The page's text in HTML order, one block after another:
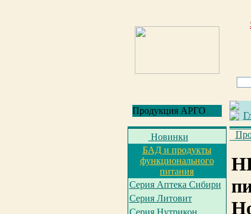
Продукция АРГО
Новинки
БАД и продукты
функционального
питания
Серия Аптека Сибири
Серия Литовит
Серия Нутрикон